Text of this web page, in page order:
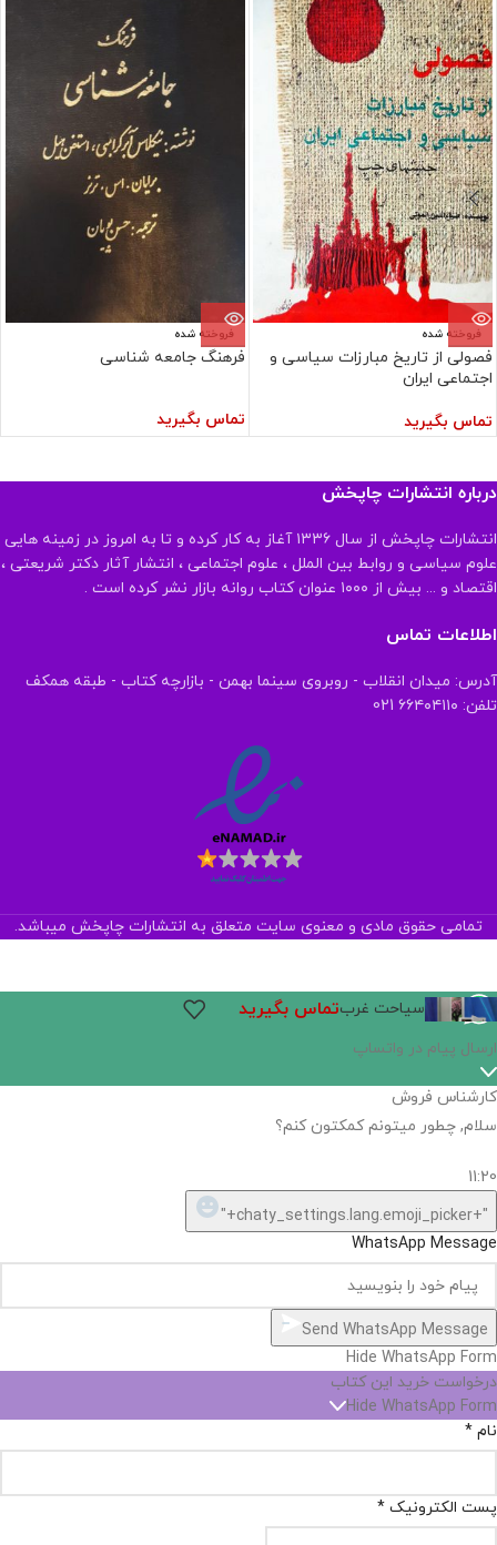
فروخته شده
فصولی از تاریخ مبارزات سیاسی و
اجتماعی ایران
تماس بگیرید
فروخته شده
فرهنگ جامعه شناسی
تماس بگیرید
درباره انتشارات چاپخش
انتشارات چاپخش از سال ۱۳۳۶ آغاز به کار کرده و تا به امروز در زمینه هایی
علوم سیاسی و روابط بین الملل ، علوم اجتماعی ، انتشار آثار دکتر شریعتی ،
اقتصاد و ... بیش از ۱۰۰۰ عنوان کتاب روانه بازار نشر کرده است .
اطلاعات تماس
آدرس: میدان انقلاب - روبروی سینما بهمن - بازارچه کتاب - طبقه همکف
تلفن: ۶۶۴۰۴۱۱۰ 021
تمامی حقوق مادی و معنوی سایت متعلق به انتشارات چاپخش میباشد.
سیاحت غربتماس بگیرید
ارسال پیام در واتساپ
کارشناس فروش
سلام, چطور میتونم کمکتون کنم؟
11:20
"+chaty_settings.lang.emoji_picker+"
WhatsApp Message
Send WhatsApp Message
Hide WhatsApp Form
درخواست خرید این کتاب
Hide WhatsApp Form
نام *
پست الکترونیک *